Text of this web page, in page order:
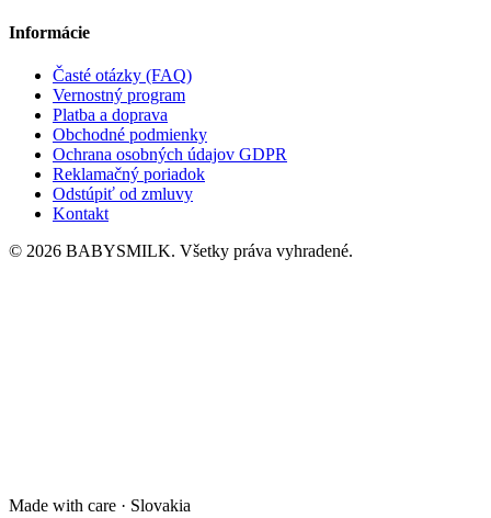
Informácie
Časté otázky (FAQ)
Vernostný program
Platba a doprava
Obchodné podmienky
Ochrana osobných údajov GDPR
Reklamačný poriadok
Odstúpiť od zmluvy
Kontakt
© 2026 BABYSMILK. Všetky práva vyhradené.
Made with care · Slovakia